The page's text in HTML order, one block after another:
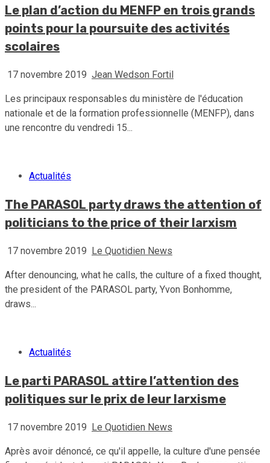
Le plan d’action du MENFP en trois grands
points pour la poursuite des activités
scolaires
17 novembre 2019 Jean Wedson Fortil
Les principaux responsables du ministère de l'éducation
nationale et de la formation professionnelle (MENFP), dans
une rencontre du vendredi 15...
Actualités
The PARASOL party draws the attention of
politicians to the price of their larxism
17 novembre 2019 Le Quotidien News
After denouncing, what he calls, the culture of a fixed thought,
the president of the PARASOL party, Yvon Bonhomme,
draws...
Actualités
Le parti PARASOL attire l’attention des
politiques sur le prix de leur larxisme
17 novembre 2019 Le Quotidien News
Après avoir dénoncé, ce qu'il appelle, la culture d'une pensée